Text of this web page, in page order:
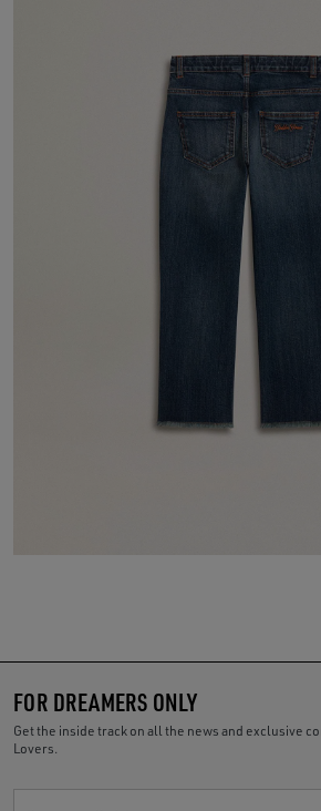
FOR DREAMERS ONLY
Get the inside track on all the news and exclusive
Lovers.